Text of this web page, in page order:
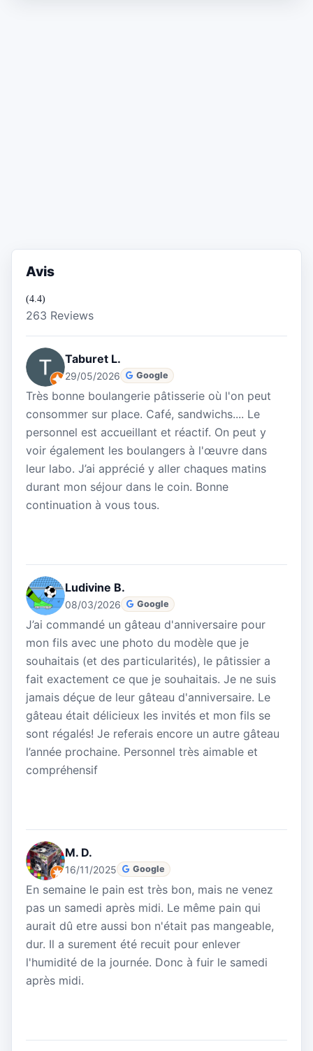
Avis
(4.4)
263 Reviews
Taburet L.
29/05/2026 Google
Très bonne boulangerie pâtisserie où l'on peut
consommer sur place. Café, sandwichs.... Le
personnel est accueillant et réactif. On peut y
voir également les boulangers à l'œuvre dans
leur labo. J’ai apprécié y aller chaques matins
durant mon séjour dans le coin. Bonne
continuation à vous tous.
Ludivine B.
08/03/2026 Google
J’ai commandé un gâteau d'anniversaire pour
mon fils avec une photo du modèle que je
souhaitais (et des particularités), le pâtissier a
fait exactement ce que je souhaitais. Je ne suis
jamais déçue de leur gâteau d'anniversaire. Le
gâteau était délicieux les invités et mon fils se
sont régalés! Je referais encore un autre gâteau
l’année prochaine. Personnel très aimable et
compréhensif
M. D.
16/11/2025 Google
En semaine le pain est très bon, mais ne venez
pas un samedi après midi. Le même pain qui
aurait dû etre aussi bon n'était pas mangeable,
dur. Il a surement été recuit pour enlever
l'humidité de la journée. Donc à fuir le samedi
après midi.